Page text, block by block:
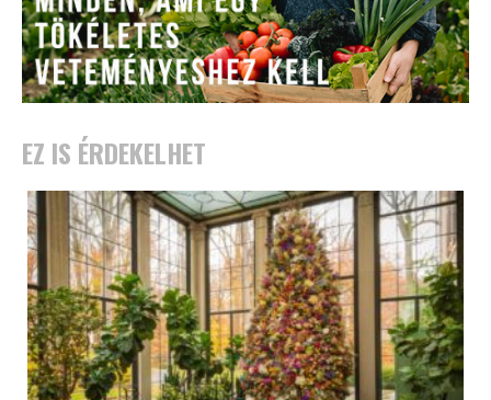
EZ IS ÉRDEKELHET